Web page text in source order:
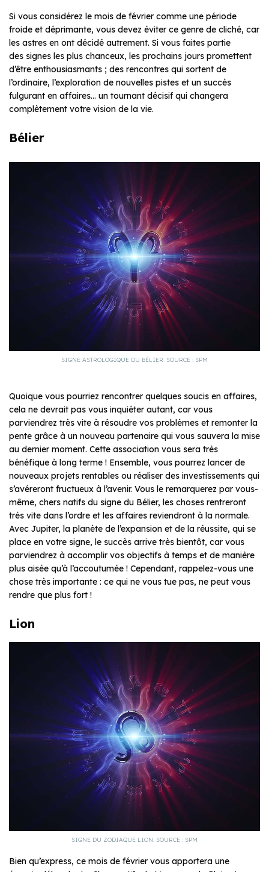
Si vous considérez le mois de février comme une période
froide et déprimante, vous devez éviter ce genre de cliché, car
les astres en ont décidé autrement. Si vous faites partie
des signes les plus chanceux, les prochains jours promettent
d’être enthousiasmants ; des rencontres qui sortent de
l’ordinaire, l’exploration de nouvelles pistes et un succès
fulgurant en affaires… un tournant décisif qui changera
complètement votre vision de la vie.
Bélier
SIGNE ASTROLOGIQUE DU BÉLIER. SOURCE : SPM
Quoique vous pourriez rencontrer quelques soucis en affaires,
cela ne devrait pas vous inquiéter autant, car vous
parviendrez très vite à résoudre vos problèmes et remonter la
pente grâce à un nouveau partenaire qui vous sauvera la mise
au dernier moment. Cette association vous sera très
bénéfique à long terme ! Ensemble, vous pourrez lancer de
nouveaux projets rentables ou réaliser des investissements qui
s’avéreront fructueux à l’avenir. Vous le remarquerez par vous-
même, chers natifs du signe du Bélier, les choses rentreront
très vite dans l’ordre et les affaires reviendront à la normale.
Avec Jupiter, la planète de l’expansion et de la réussite, qui se
place en votre signe, le succès arrive très bientôt, car vous
parviendrez à accomplir vos objectifs à temps et de manière
plus aisée qu’à l’accoutumée ! Cependant, rappelez-vous une
chose très importante : ce qui ne vous tue pas, ne peut vous
rendre que plus fort !
Lion
SIGNE DU ZODIAQUE LION. SOURCE : SPM
Bien qu’express, ce mois de février vous apportera une